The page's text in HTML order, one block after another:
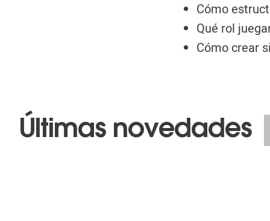
Cómo
Qué rol
Cómo crear
Últimas novedades